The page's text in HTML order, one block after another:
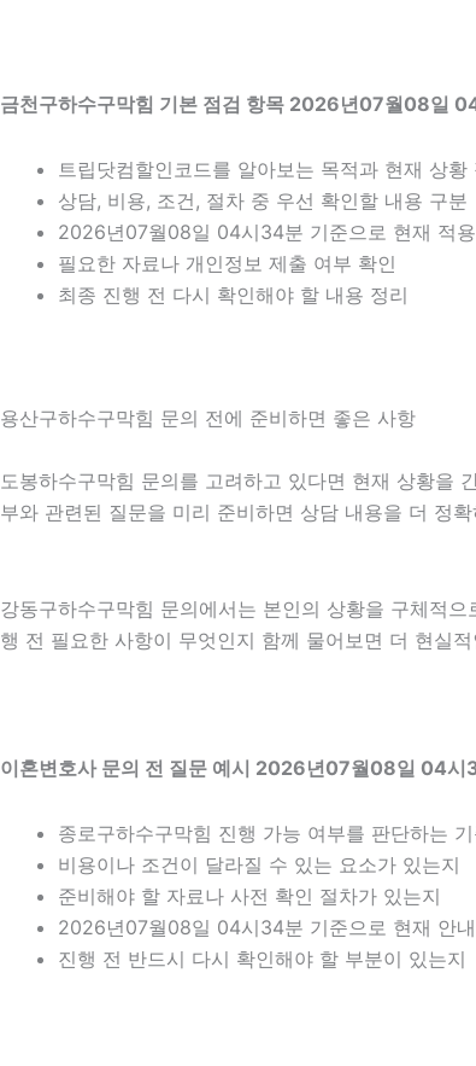
금천구하수구막힘 기본 점검 항목 2026년07월08일
트립닷컴할인코드를 알아보는 목적과 현재 상황
상담, 비용, 조건, 절차 중 우선 확인할 내용 구분
2026년07월08일 04시34분 기준으로 현재 적
필요한 자료나 개인정보 제출 여부 확인
최종 진행 전 다시 확인해야 할 내용 정리
용산구하수구막힘 문의 전에 준비하면 좋은 사항
도봉하수구막힘 문의를 고려하고 있다면 현재 상황을
부와 관련된 질문을 미리 준비하면 상담 내용을 더 정
강동구하수구막힘 문의에서는 본인의 상황을 구체적
행 전 필요한 사항이 무엇인지 함께 물어보면 더 현실
이혼변호사 문의 전 질문 예시 2026년07월08일 04시
종로구하수구막힘 진행 가능 여부를 판단하는
비용이나 조건이 달라질 수 있는 요소가 있는지
준비해야 할 자료나 사전 확인 절차가 있는지
2026년07월08일 04시34분 기준으로 현재 안
진행 전 반드시 다시 확인해야 할 부분이 있는지